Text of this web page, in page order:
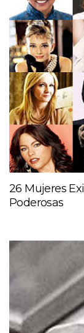
26 Mujeres
Poderosas